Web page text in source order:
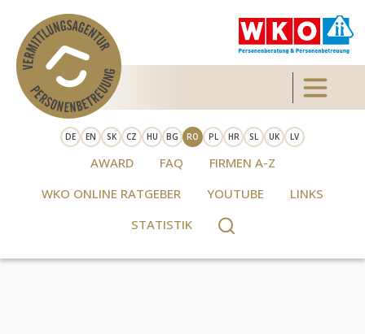
Skip to main content Toggle
DE EN SK CZ HU BG RO PL HR SL UK LV
AWARD FAQ
FIRMEN A-Z
WKO ONLINE RATGEBER
YOUTUBE
LINKS
STATISTIK